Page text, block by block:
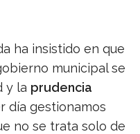
ha insistido en que
municipal se
y la prudencia
día gestionamos
no se trata solo de